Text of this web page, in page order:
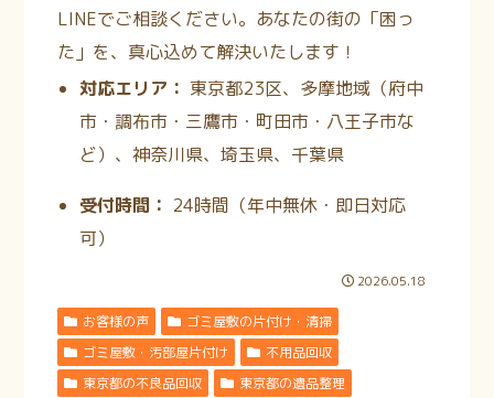
LINEでご相談ください。あなたの街の「困っ
た」を、真心込めて解決いたします！
対応エリア： 東京都23区、多摩地域（府中
市・調布市・三鷹市・町田市・八王子市な
ど）、神奈川県、埼玉県、千葉県
受付時間： 24時間（年中無休・即日対応
可）
2026.05.18
お客様の声
ゴミ屋敷の片付け・清掃
ゴミ屋敷・汚部屋片付け
不用品回収
東京都の不良品回収
東京都の遺品整理